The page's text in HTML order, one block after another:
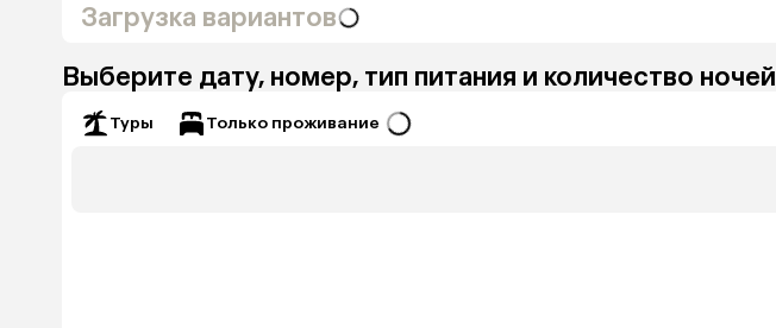
Загрузка вариантов
Выберите дату, номер, тип питания и количество ночей
Туры Только проживание